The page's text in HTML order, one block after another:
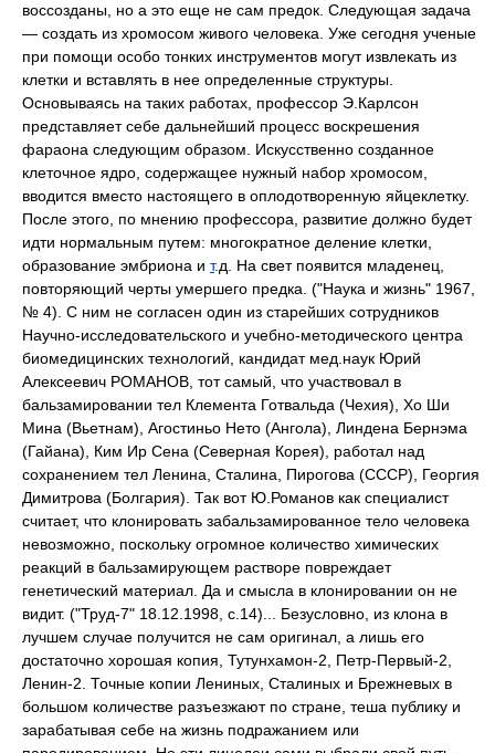
воссозданы, но а это еще не сам предок. Следующая задача
— создать из хромосом живого человека. Уже сегодня ученые
при помощи особо тонких инструментов могут извлекать из
клетки и вставлять в нее определенные структуры.
Основываясь на таких работах, профессор Э.Карлсон
представляет себе дальнейший процесс воскрешения
фараона следующим образом. Искусственно созданное
клеточное ядро, содержащее нужный набор хромосом,
вводится вместо настоящего в оплодотворенную яйцеклетку.
После этого, по мнению профессора, развитие должно будет
идти нормальным путем: многократное деление клетки,
образование эмбриона и т.д. На свет появится младенец,
повторяющий черты умершего предка. ("Наука и жизнь" 1967,
№ 4). С ним не согласен один из старейших сотрудников
Научно-исследовательского и учебно-методического центра
биомедицинских технологий, кандидат мед.наук Юрий
Алексеевич РОМАНОВ, тот самый, что участвовал в
бальзамировании тел Клемента Готвальда (Чехия), Хо Ши
Мина (Вьетнам), Агостиньо Нето (Ангола), Линдена Бернэма
(Гайана), Ким Ир Сена (Северная Корея), работал над
сохранением тел Ленина, Сталина, Пирогова (СССР), Георгия
Димитрова (Болгария). Так вот Ю.Романов как специалист
считает, что клонировать забальзамированное тело человека
невозможно, поскольку огромное количество химических
реакций в бальзамирующем растворе повреждает
генетический материал. Да и смысла в клонировании он не
видит. ("Труд-7" 18.12.1998, с.14)... Безусловно, из клона в
лучшем случае получится не сам оригинал, а лишь его
достаточно хорошая копия, Тутунхамон-2, Петр-Первый-2,
Ленин-2. Точные копии Лениных, Сталиных и Брежневых в
большом количестве разъезжают по стране, теша публику и
зарабатывая себе на жизнь подражанием или